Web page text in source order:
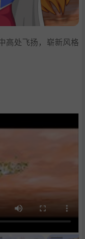
高处飞扬，崭新风格